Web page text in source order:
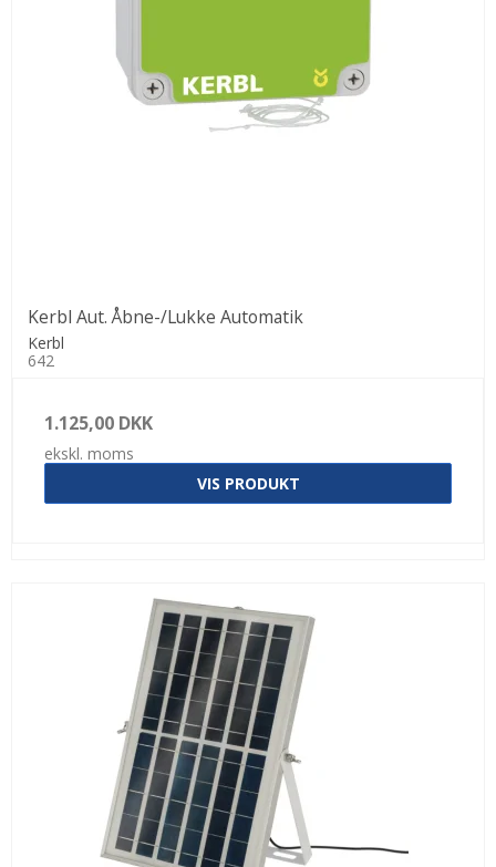
Kerbl Aut. Åbne-/Lukke Automatik
Kerbl
642
1.125,00 DKK
ekskl. moms
VIS PRODUKT